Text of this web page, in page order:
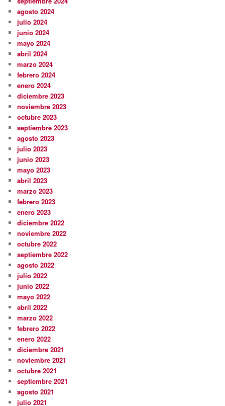
agosto 2024
julio 2024
junio 2024
mayo 2024
abril 2024
marzo 2024
febrero 2024
enero 2024
diciembre 2023
noviembre 2023
octubre 2023
septiembre 2023
agosto 2023
julio 2023
junio 2023
mayo 2023
abril 2023
marzo 2023
febrero 2023
enero 2023
diciembre 2022
noviembre 2022
octubre 2022
septiembre 2022
agosto 2022
julio 2022
junio 2022
mayo 2022
abril 2022
marzo 2022
febrero 2022
enero 2022
diciembre 2021
noviembre 2021
octubre 2021
septiembre 2021
agosto 2021
julio 2021